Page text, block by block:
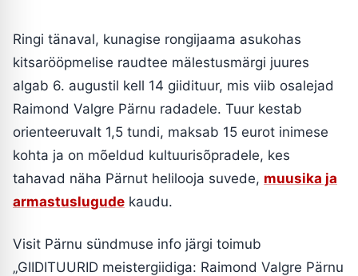
Ringi tänaval, kunagise rongijaama asukohas
kitsarööpmelise raudtee mälestusmärgi juures
algab 6. augustil kell 14 giidituur, mis viib osalejad
Raimond Valgre Pärnu radadele. Tuur kestab
orienteeruvalt 1,5 tundi, maksab 15 eurot inimese
kohta ja on mõeldud kultuurisõpradele, kes
tahavad näha Pärnut helilooja suvede, muusika ja
armastuslugude kaudu.
Visit Pärnu sündmuse info järgi toimub
„GIIDITUURID meistergiidiga: Raimond Valgre Pärnu